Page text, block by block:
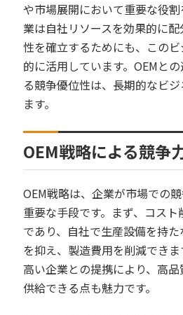
や市場展開において重要な役
業は自社リソースを効果的に
性を確立するためにも、この
的に活用しています。OEMと
る競争優位性は、長期的なビ
ます。
OEM戦略による競争
OEM戦略は、企業が市場での
重要な手段です。まず、コス
であり、自社で生産設備を持
を抑え、製造費用を削減でき
高い企業との提携により、高
供給できる点も魅力です。